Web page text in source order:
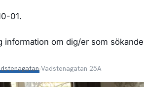
01.
information om dig/er som
›Vadstenagatan 25A